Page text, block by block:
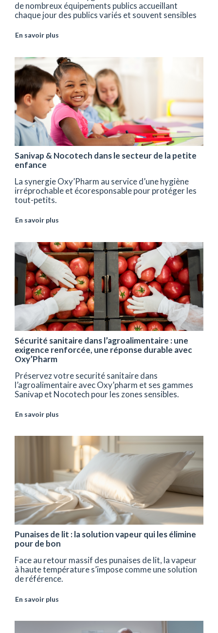
de nombreux équipements publics accueillant
chaque jour des publics variés et souvent sensibles
En savoir plus
Sanivap & Nocotech dans le secteur de la petite
enfance
La synergie Oxy’Pharm au service d’une hygiène
irréprochable et écoresponsable pour protéger les
tout-petits.
En savoir plus
Sécurité sanitaire dans l’agroalimentaire : une
exigence renforcée, une réponse durable avec
Oxy’Pharm
Préservez votre securité sanitaire dans
l’agroalimentaire avec Oxy’pharm et ses gammes
Sanivap et Nocotech pour les zones sensibles.
En savoir plus
Punaises de lit : la solution vapeur qui les élimine
pour de bon
Face au retour massif des punaises de lit, la vapeur
à haute température s’impose comme une solution
de référence.
En savoir plus